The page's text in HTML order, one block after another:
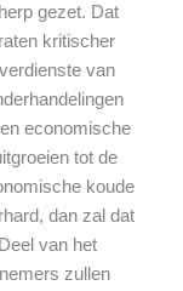
gezet. Dat
kritischer
van
economische
tot de
koude
dan zal dat
van het
zullen